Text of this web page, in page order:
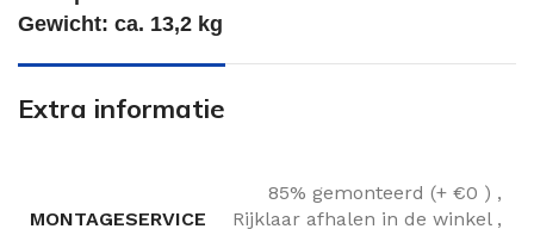
Gewicht: ca. 13,2 kg
Extra informatie
MONTAGESERVICE
85% gemonteerd (+ €0 ) ,
Rijklaar afhalen in de winkel ,